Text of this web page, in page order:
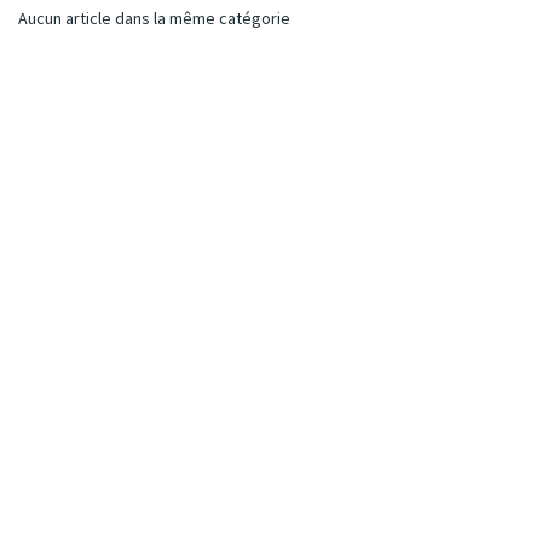
Aucun article dans la même catégorie